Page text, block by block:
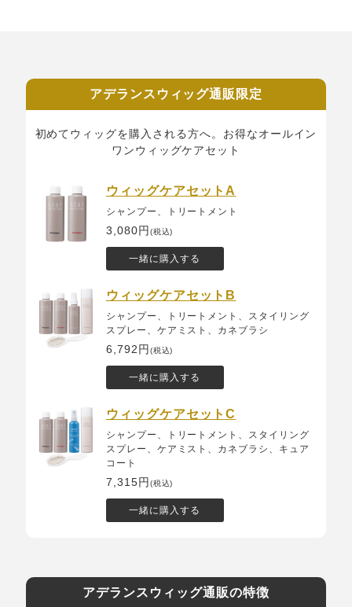
アデランスウィッグ通販限定
初めてウィッグを購入される方へ。お得なオールイン
ワンウィッグケアセット
ウィッグケアセットA
シャンプー、トリートメント
3,080円 (税込)
一緒に購入する
ウィッグケアセットB
シャンプー、トリートメント、スタイリング
スプレー、ケアミスト、カネブラシ
6,792円 (税込)
一緒に購入する
ウィッグケアセットC
シャンプー、トリートメント、スタイリング
スプレー、ケアミスト、カネブラシ、キュア
コート
7,315円 (税込)
一緒に購入する
アデランスウィッグ通販の特徴